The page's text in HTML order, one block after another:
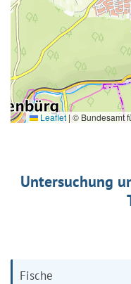
Leaflet | © Bundesamt
Untersuchung
Fische